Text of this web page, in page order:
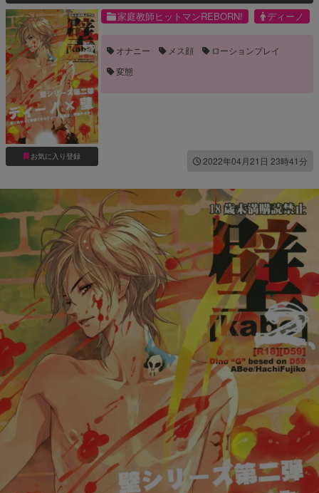
お気に入り登録
家庭教師ヒットマンREBORN! ディーノ
オナニー メス顔
ローションプレイ
変態
2022年04月21日 23時41分